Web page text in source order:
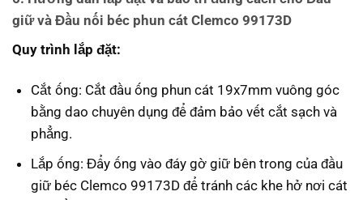
giữ và Đầu nối béc phun cát Clemco 99173D
Quy trình lắp đặt:
Cắt ống: Cắt đầu ống phun cát 19x7mm vuông góc
bằng dao chuyên dụng để đảm bảo vết cắt sạch và
phẳng.
Lắp ống: Đẩy ống vào đáy gờ giữ bên trong của đầu
giữ béc Clemco 99173D để tránh các khe hở nơi cát